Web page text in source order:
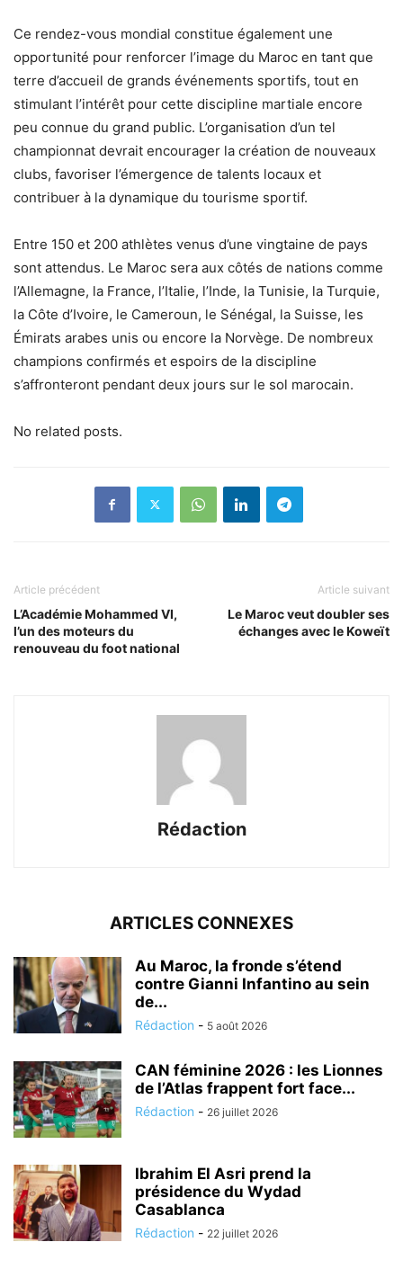
Ce rendez-vous mondial constitue également une
opportunité pour renforcer l’image du Maroc en tant que
terre d’accueil de grands événements sportifs, tout en
stimulant l’intérêt pour cette discipline martiale encore
peu connue du grand public. L’organisation d’un tel
championnat devrait encourager la création de nouveaux
clubs, favoriser l’émergence de talents locaux et
contribuer à la dynamique du tourisme sportif.
Entre 150 et 200 athlètes venus d’une vingtaine de pays
sont attendus. Le Maroc sera aux côtés de nations comme
l’Allemagne, la France, l’Italie, l’Inde, la Tunisie, la Turquie,
la Côte d’Ivoire, le Cameroun, le Sénégal, la Suisse, les
Émirats arabes unis ou encore la Norvège. De nombreux
champions confirmés et espoirs de la discipline
s’affronteront pendant deux jours sur le sol marocain.
No related posts.
Article précédent
L’Académie Mohammed VI,
l’un des moteurs du
renouveau du foot national
Article suivant
Le Maroc veut doubler ses
échanges avec le Koweït
Rédaction
ARTICLES CONNEXES
Au Maroc, la fronde s’étend
contre Gianni Infantino au sein
de...
Rédaction - 5 août 2026
CAN féminine 2026 : les Lionnes
de l’Atlas frappent fort face...
Rédaction - 26 juillet 2026
Ibrahim El Asri prend la
présidence du Wydad
Casablanca
Rédaction - 22 juillet 2026